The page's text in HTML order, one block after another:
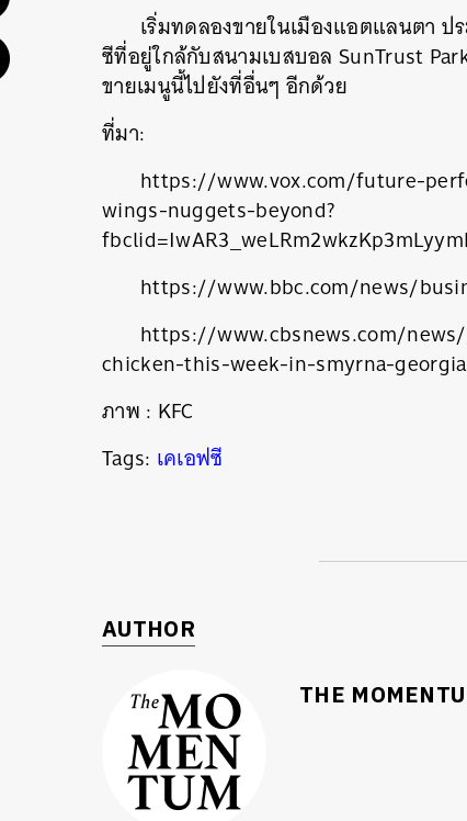
เริ่มทดลองขายในเมืองแอตแลนตา ป
ซีที่อยู่ใกล้กับสนามเบสบอล SunTrust
ขายเมนูนี้ไปยังที่อื่นๆ อีกด้วย
ที่มา:
https://www.vox.com/future-
wings-nuggets-beyond?
https://www.bbc.com/news/
https://www.cbsnews.com/
chicken-this-week-in-smyrna-
ภาพ : KFC
Tags: เคเอฟซี
AUTHOR
THE